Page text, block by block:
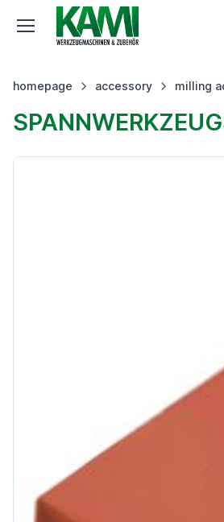
homepage accessory milling